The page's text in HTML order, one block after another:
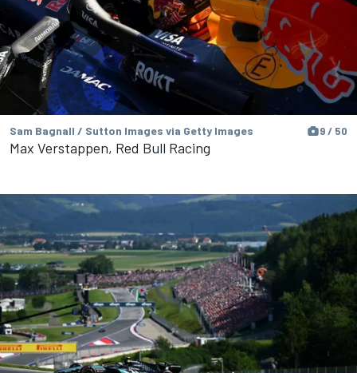
Sam Bagnall / Sutton Images via Getty Images 9 / 50
Max Verstappen, Red Bull Racing